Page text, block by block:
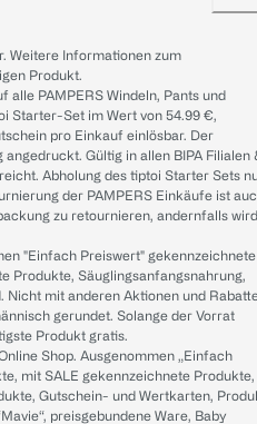
Weitere Informationen zum
Produkt.
alle PAMPERS Windeln, Pants und
Starter-Set im Wert von 54.99 €,
pro Einkauf einlösbar. Der
Gültig in allen BIPA Filialen
Abholung des tiptoi Starter Sets
der PAMPERS Einkäufe ist
zu retournieren, andernfalls wird
"Einfach Preiswert" gekennzeichnete
Produkte, Säuglingsanfangsnahrung,
mit anderen Aktionen und
gerundet. Solange der Vorrat
Produkt gratis.
Shop. Ausgenommen „Einfach
mit SALE gekennzeichnete Produkte,
Gutschein- und Wertkarten,
preisgebundene Ware, Baby